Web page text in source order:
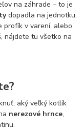
na záhrade – to je
dopadla na jednotku,
profík v varení, alebo
, nájdete tu všetko na
aký veľký kotlík
nerezové hrnce,